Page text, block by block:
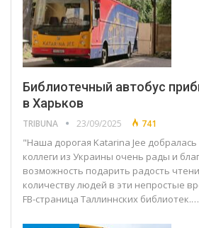
Библиотечный автобус
в Харьков
TRIBUNA 23/09/2025 741
"Наша дорогая Katarina Jee
коллеги из Украины очень рады и
возможность подарить радость
количеству людей в эти непростые
FB-страница Таллиннских библиотек.…